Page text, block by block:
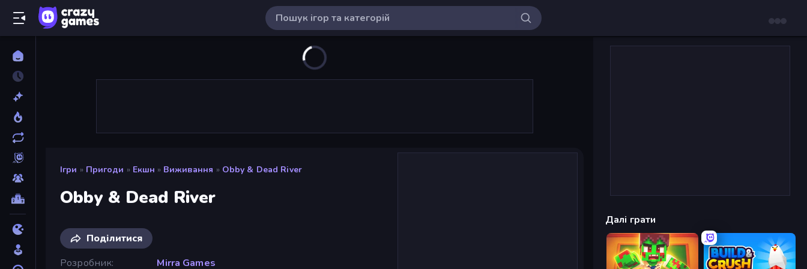
Ігри » Пригоди » Екшн » Виживання » Obby & Dead River
Obby & Dead River
Поділитися
Розробник
Mirra Games
Далі грати